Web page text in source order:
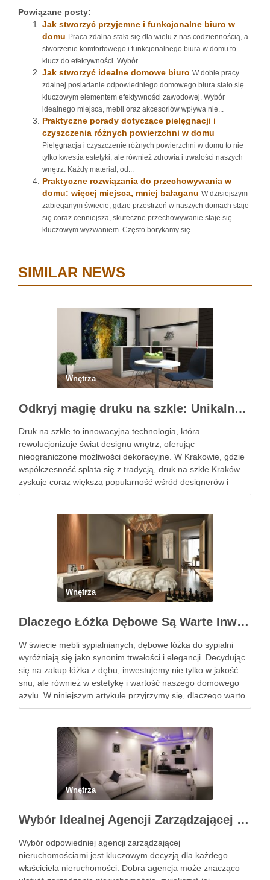
Powiązane posty:
Jak stworzyć przyjemne i funkcjonalne biuro w
domu Praca zdalna stała się dla wielu z nas codziennością, a
stworzenie komfortowego i funkcjonalnego biura w domu to
klucz do efektywności. Wybór...
Jak stworzyć idealne domowe biuro W dobie pracy
zdalnej posiadanie odpowiedniego domowego biura stało się
kluczowym elementem efektywności zawodowej. Wybór
idealnego miejsca, mebli oraz akcesoriów wpływa nie...
Praktyczne porady dotyczące pielęgnacji i
czyszczenia różnych powierzchni w domu
Pielęgnacja i czyszczenie różnych powierzchni w domu to nie
tylko kwestia estetyki, ale również zdrowia i trwałości naszych
wnętrz. Każdy materiał, od...
Praktyczne rozwiązania do przechowywania w
domu: więcej miejsca, mniej bałaganu W dzisiejszym
zabieganym świecie, gdzie przestrzeń w naszych domach staje
się coraz cenniejsza, skuteczne przechowywanie staje się
kluczowym wyzwaniem. Często borykamy się...
SIMILAR NEWS
Wnętrza
Odkryj magię druku na szkle: Unikalne dekoracje wnętrz
Druk na szkle to innowacyjna technologia, która
rewolucjonizuje świat designu wnętrz, oferując
nieograniczone możliwości dekoracyjne. W Krakowie, gdzie
współczesność splata się z tradycją, druk na szkle Kraków
zyskuje coraz większą popularność wśród designerów i
właścicieli domów, pragnących wprowadzić do swoich
wykorzystać tę …
Wnętrza
Dlaczego Łóżka Dębowe Są Warte Inwestycji?
W świecie mebli sypialnianych, dębowe łóżka do sypialni
wyróżniają się jako synonim trwałości i elegancji. Decydując
się na zakup łóżka z dębu, inwestujemy nie tylko w jakość
snu, ale również w estetykę i wartość naszego domowego
azylu. W niniejszym artykule przyjrzymy się, dlaczego warto
wybrać łóżko wykonane z tego szlachetnego …
Wnętrza
Wybór Idealnej Agencji Zarządzającej Nieruchomościami: Kompleksowy Przewodnik
Wybór odpowiedniej agencji zarządzającej
nieruchomościami jest kluczowym decyzją dla każdego
właściciela nieruchomości. Dobra agencja może znacząco